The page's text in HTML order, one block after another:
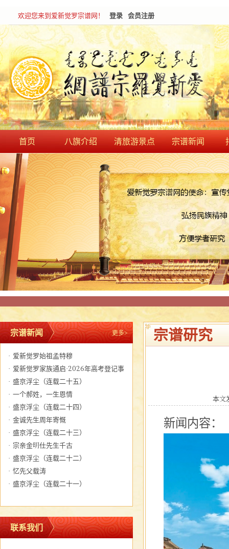
欢迎您来到爱新觉罗宗谱网！ 登录 会员注册
首页 八旗介绍 清旅游景点 宗谱新闻
宗谱新闻 更多>
· 爱新觉罗始祖孟特穆
· 爱新觉罗家族通启·2026年高考登记事
宜· 盛京浮尘（连载二十五）
· 一个郝姓，一生恩情
· 盛京浮尘（连载二十四）
· 金诚先生周年寄慨
· 盛京浮尘（连载二十三）
· 宗亲金明仕先生千古
· 盛京浮尘（连载二十二）
· 忆先父载涛
· 盛京浮尘（连载二十一）
联系我们
宗谱研究
本文
新闻内容：